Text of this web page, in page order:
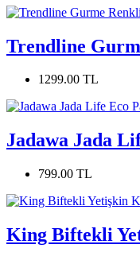
Trendline
1299.00 TL
Jadawa Jada
799.00 TL
King Biftekli